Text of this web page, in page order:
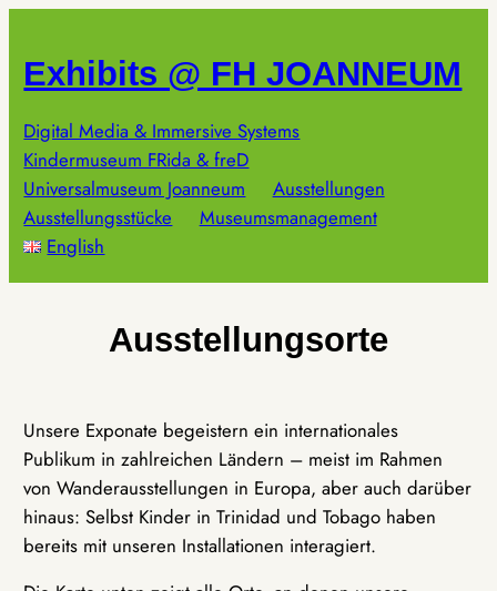
springen
Exhibits @ FH JOANNEUM
Digital Media & Immersive Systems
Kindermuseum FRida & freD
Universalmuseum Joanneum
Ausstellungen
Ausstellungsstücke
Museumsmanagement
English
Ausstellungsorte
Unsere Exponate begeistern ein internationales
Publikum in zahlreichen Ländern – meist im Rahmen
von Wanderausstellungen in Europa, aber auch darüber
hinaus: Selbst Kinder in Trinidad und Tobago haben
bereits mit unseren Installationen interagiert.